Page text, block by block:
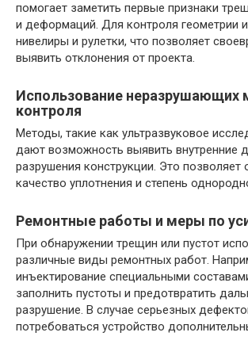
помогает заметить первые признаки
и деформаций. Для контроля геометрии
нивелиры и рулетки, что позволяет
выявить отклонения от проекта.
Использование неразрушающих
контроля
Методы, такие как ультразвуковое
дают возможность выявить внутренние
разрушения конструкции. Это позволяет
качество уплотнения и степень
Ремонтные работы и меры по
При обнаружении трещин или пустот
различные виды ремонтных работ.
инъектирование специальными
заполнить пустоты и предотвратить
разрушение. В случае серьезных
потребоваться устройство